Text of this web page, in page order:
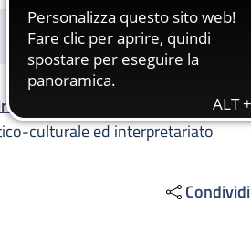
Sostienici
Generale
culturale ed interpretariato
Condividi